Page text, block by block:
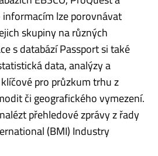
lze porovnávat
skupiny na různých
s databází Passport si také
data, analýzy a
pro průzkum trhu z
či geografického vymezení.
přehledové zprávy z řady
(BMI) Industry